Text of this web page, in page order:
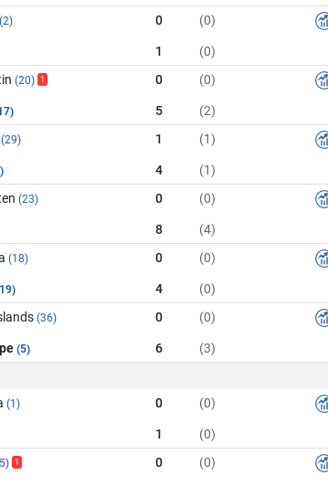
(2) 0 (0)
1 (0)
(20) 1 0 (0)
5 (2)
(29) 1 (1)
4 (1)
(23) 0 (0)
8 (4)
(18) 0 (0)
4 (0)
(36) 0 (0)
(5) 6
(3)
(1) 0 (0)
1 (0)
1 0 (0)